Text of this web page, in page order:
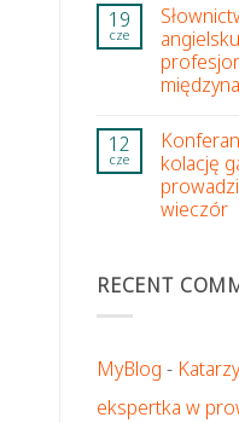
19
cze
12
cze
kolację
wieczór
RECENT
MyBlog -
ekspertka w